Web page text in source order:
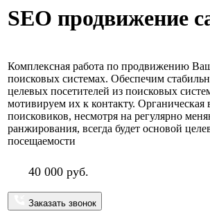
SEO продвижение
Комплексная работа по продвижению
поисковых системах. Обеспечим
целевых посетителей из поисковых
мотивируем их к контакту. Органическая
поисковиков, несмотря на регулярно
ранжирования, всегда будет основой
посещаемости
40 000 руб.
Заказать звонок